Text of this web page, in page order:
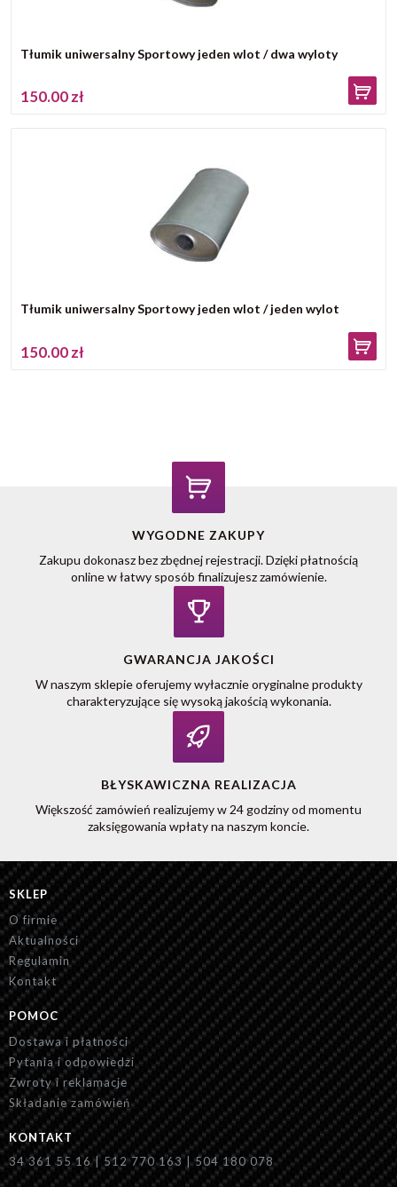
Tłumik uniwersalny Sportowy jeden wlot / dwa wyloty
150.00 zł
Tłumik uniwersalny Sportowy jeden wlot / jeden wylot
150.00 zł
WYGODNE ZAKUPY
Zakupu dokonasz bez zbędnej rejestracji. Dzięki płatnością
online w łatwy sposób finalizujesz zamówienie.
GWARANCJA JAKOŚCI
W naszym sklepie oferujemy wyłacznie oryginalne produkty
charakteryzujące się wysoką jakością wykonania.
BŁYSKAWICZNA REALIZACJA
Większość zamówień realizujemy w 24 godziny od momentu
zaksięgowania wpłaty na naszym koncie.
SKLEP
O firmie
Aktualności
Regulamin
Kontakt
POMOC
Dostawa i płatności
Pytania i odpowiedzi
Zwroty i reklamacje
Składanie zamówień
KONTAKT
34 361 55 16 | 512 770 163 | 504 180 078